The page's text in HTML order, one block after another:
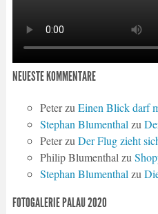
NEUESTE KOMMENTARE
Peterzu Einen Blick darf
Stephan Blumenthal zu
Peterzu Der Flug zieht
Philip Blumenthal zu
Stephan Blumenthal zu
FOTOGALERIE PALAU 2020